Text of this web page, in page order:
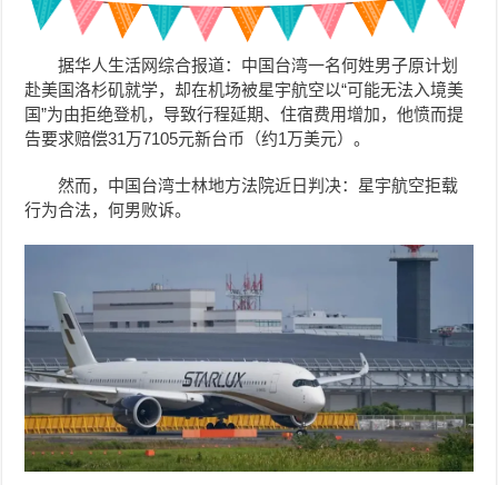
据华人生活网综合报道：中国台湾一名何姓男子原计划
赴美国洛杉矶就学，却在机场被星宇航空以“可能无法入境美
国”为由拒绝登机，导致行程延期、住宿费用增加，他愤而提
告要求赔偿31万7105元新台币（约1万美元）。
然而，中国台湾士林地方法院近日判决：星宇航空拒载
行为合法，何男败诉。